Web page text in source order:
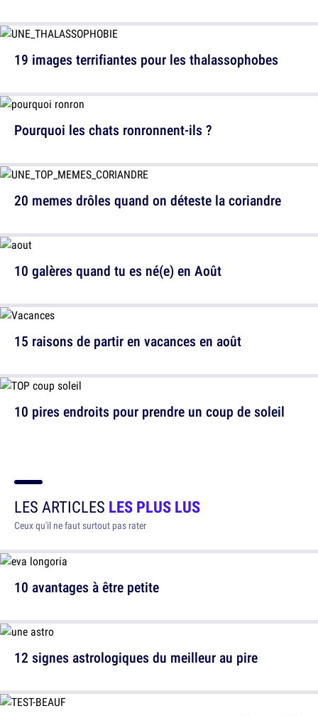
19 images terrifiantes pour les thalassophobes
20 memes drôles quand on déteste la coriandre
15 raisons de partir en vacances en août
Pourquoi les chats ronronnent-ils ?
10 galères quand tu es né(e) en Août
10 pires endroits pour prendre un coup de soleil
LES ARTICLES LES PLUS LUS
Ceux qu'il ne faut surtout pas rater
10 avantages à être petite
12 signes astrologiques du meilleur au pire